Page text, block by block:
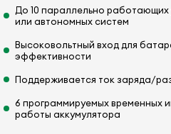
До 10 параллельно работающих
или автономных систем
Высоковольтный вход для
эффективности
Поддерживается ток заряда/
6 программируемых временных
работы аккумулятора